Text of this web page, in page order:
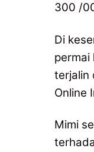
300 /
Di
permai
terjalin
Online
Mimi